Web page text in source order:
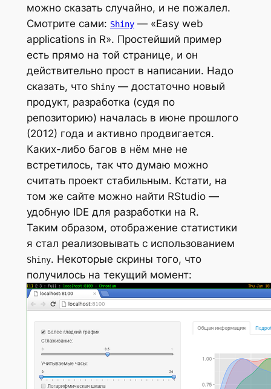
можно сказать случайно, и не пожалел.
Смотрите сами: Shiny— «Easy web
applications in R». Простейший пример
есть прямо на той странице, и он
действительно прост в написании. Надо
сказать, что Shiny— достаточно новый
продукт, разработка (судя по
репозиторию) началась в июне прошлого
(2012) года и активно продвигается.
Каких-либо багов в нём мне не
встретилось, так что думаю можно
считать проект стабильным. Кстати, на
том же сайте можно найти RStudio —
удобную IDE для разработки на R.
Таким образом, отображение статистики
я стал реализовывать с использованием
Shiny. Некоторые скрины того, что
получилось на текущий момент: